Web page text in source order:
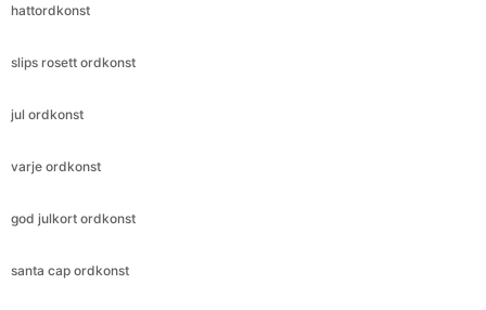
hattordkonst
slips rosett ordkonst
jul ordkonst
varje ordkonst
god julkort ordkonst
santa cap ordkonst